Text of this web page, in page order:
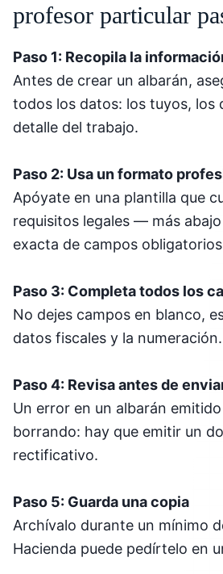
profesor particular
Paso 1: Recopila la
Antes de crear un albarán,
todos los datos: los tuyos, los
detalle del trabajo.
Paso 2: Usa un formato
Apóyate en una plantilla que
requisitos legales — más
exacta de campos
Paso 3: Completa todos los
No dejes campos en blanco,
datos fiscales y la numeración.
Paso 4: Revisa antes de
Un error en un albarán
borrando: hay que emitir un
rectificativo.
Paso 5: Guarda una copia
Archívalo durante un mínimo
Hacienda puede pedírtelo en